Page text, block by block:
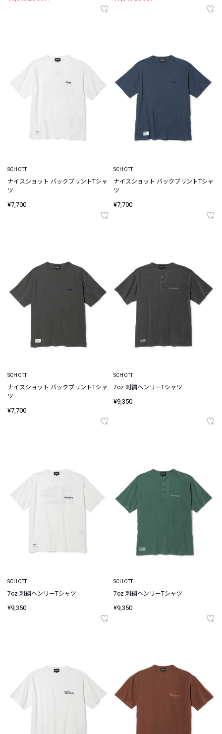
SCHOTT
ナイスショット バックプリントTシャ
ツ
¥7,700
SCHOTT
ナイスショット バックプリントTシャ
ツ
¥7,700
SCHOTT
ナイスショット バックプリントTシャ
ツ
¥7,700
SCHOTT
7oz 刺繍ヘンリーTシャツ
¥9,350
SCHOTT
7oz 刺繍ヘンリーTシャツ
¥9,350
SCHOTT
7oz 刺繍ヘンリーTシャツ
¥9,350